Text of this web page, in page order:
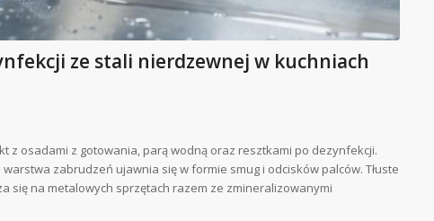
ze stali nierdzewnej w kuchniach
z osadami z gotowania, parą wodną oraz resztkami po dezynfekcji.
zabrudzeń ujawnia się w formie smug i odcisków palców. Tłuste
się na metalowych sprzętach razem ze zmineralizowanymi